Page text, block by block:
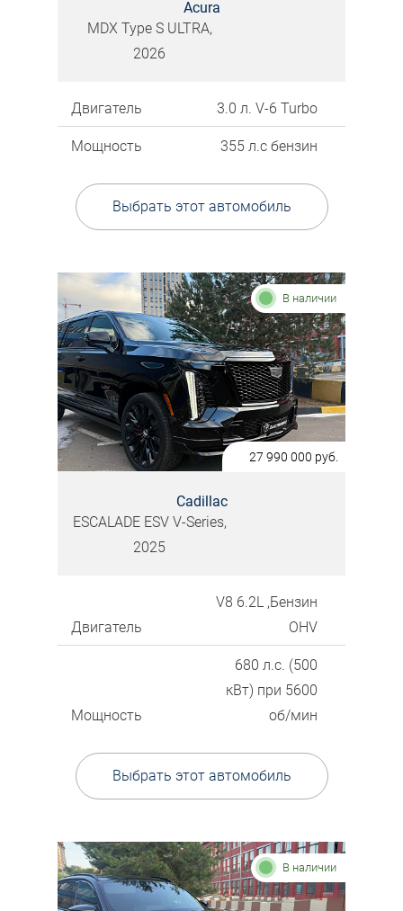
Acura
MDX Type S ULTRA,
2026
Двигатель 3.0 л. V-6 Turbo
Мощность 355 л.с бензин
Выбрать этот автомобиль
В наличии
Cadillac
ESCALADE ESV V-Series,
2025
27 990 000 руб.
Двигатель
V8 6.2L ,Бензин
OHV
Мощность
680 л.с. (500
кВт) при 5600
об/мин
Выбрать этот автомобиль
В наличии